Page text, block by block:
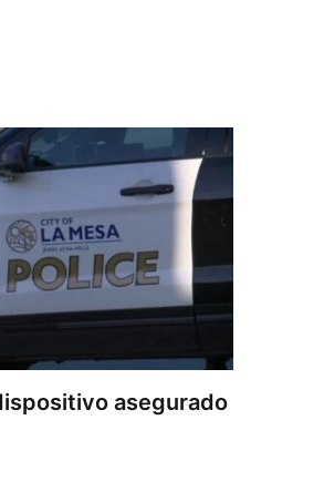
asegurado